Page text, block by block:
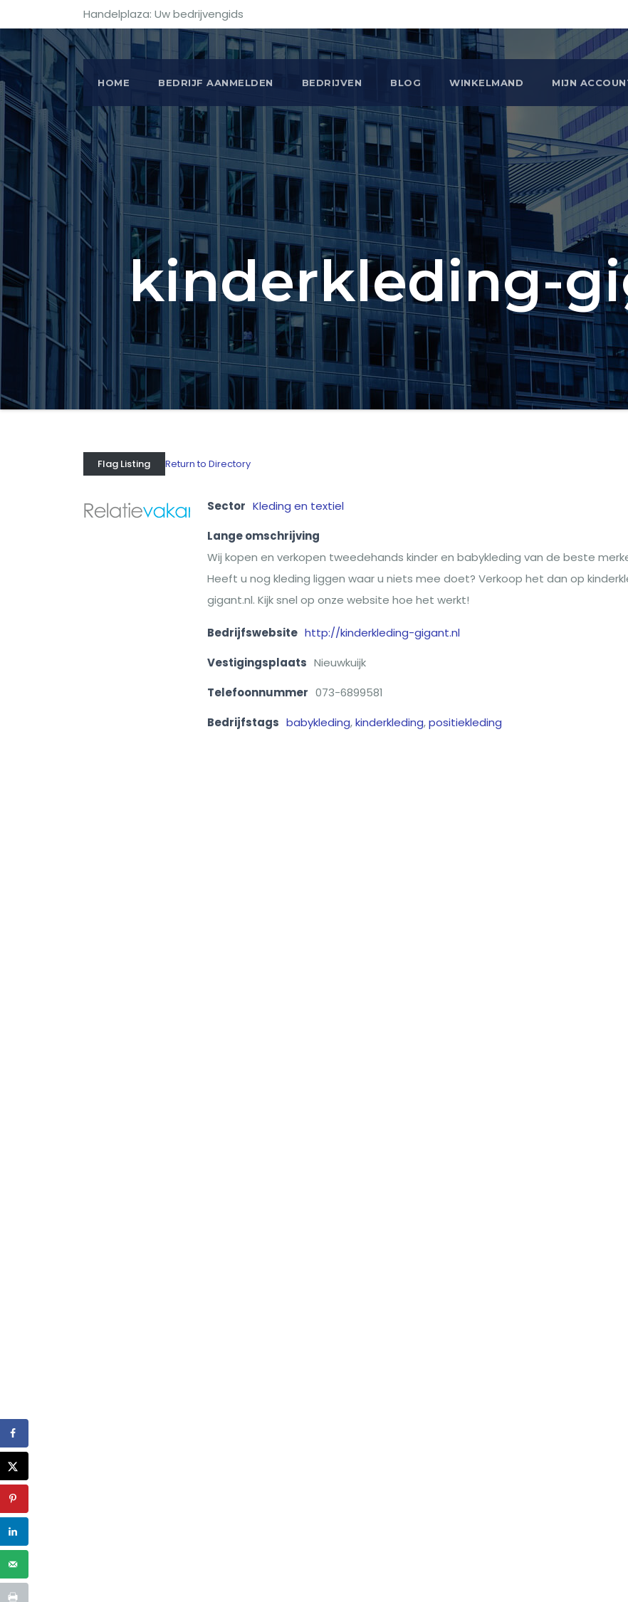
Handelplaza: Uw bedrijvengids
HOME BEDRIJF AANMELDEN BEDRIJVEN BLOG WINKELMAND MIJN
kinderkleding-
Flag Listing Return to Directory
Sector Kleding en textiel
Lange omschrijving
Wij kopen en verkopen tweedehands kinder en babykleding van de beste
Heeft u nog kleding liggen waar u niets mee doet? Verkoop het dan op
gigant.nl. Kijk snel op onze website hoe het werkt!
Bedrijfswebsite http://kinderkleding-gigant.nl
Vestigingsplaats Nieuwkuijk
Telefoonnummer 073-6899581
Bedrijfstags babykleding,kinderkleding,positiekleding